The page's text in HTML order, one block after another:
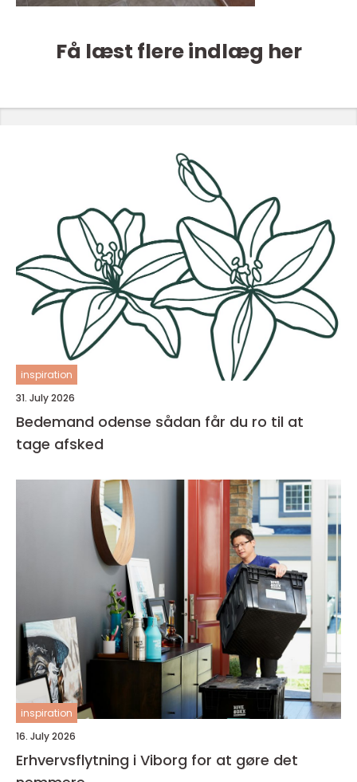
Få læst flere indlæg her
inspiration
31. July 2026
Bedemand odense sådan får du ro til at
tage afsked
inspiration
16. July 2026
Erhvervsflytning i Viborg for at gøre det